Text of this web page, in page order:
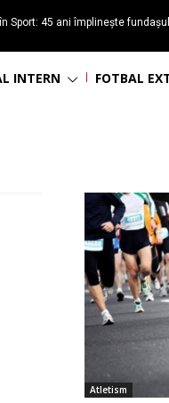
Sport: 45 ani împlinește fundașul
INTERN FOTBAL
Atletism